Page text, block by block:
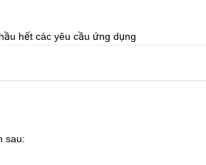
hết các yêu cầu ứng dụng
sau: